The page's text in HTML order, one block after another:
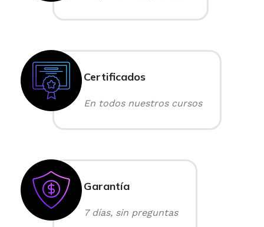
Certificados
En todos nuestros cursos
Garantía
7 días, sin preguntas